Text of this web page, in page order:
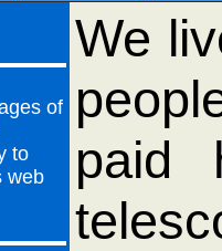
of
to
web
We
paid